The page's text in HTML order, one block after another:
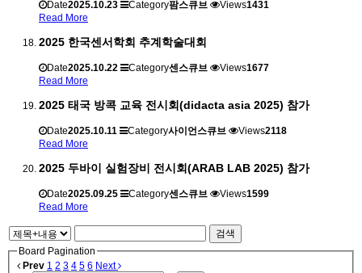
Date2025.10.23 Category팜스큐브 Views1431
Read More
2025 한국센서학회 추계학술대회
Date2025.10.22 Category센스큐브 Views1677
Read More
2025 태국 방콕 교육 전시회(didacta asia 2025) 참가
Date2025.10.11 Category사이언스큐브 Views2118
Read More
2025 두바이 실험장비 전시회(ARAB LAB 2025) 참가
Date2025.09.25 Category센스큐브 Views1599
Read More
검색
Board Pagination
Prev 1 2 3 4 5 6 Next